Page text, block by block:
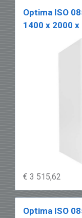
Optima ISO
1400 x 2000 x
€ 3 515,62
Optima ISO